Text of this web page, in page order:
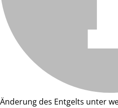
Änderung des Entgelts unter